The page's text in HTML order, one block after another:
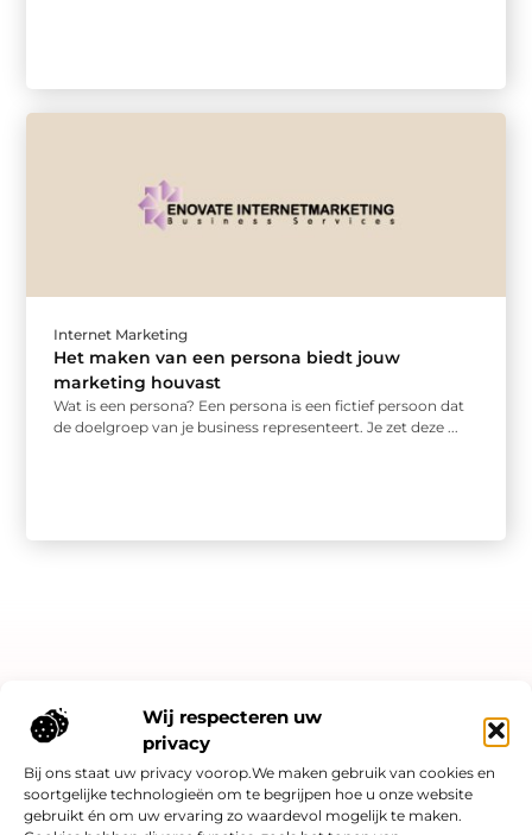
Wij respecteren uw
privacy
Bij ons staat uw privacy voorop.We maken gebruik van cookies en
soortgelijke technologieën om te begrijpen hoe u onze website
gebruikt én om uw ervaring zo waardevol mogelijk te maken.
Internet Marketing
Het maken van een persona biedt jouw
marketing houvast
Wat is een persona? Een persona is een fictief persoon dat
de doelgroep van je business representeert. Je zet deze ...
Onze informatie